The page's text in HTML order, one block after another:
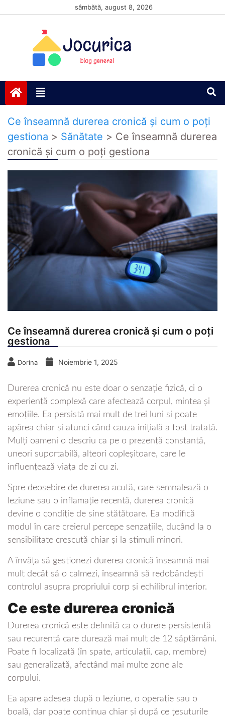
sâmbătă, august 8, 2026
Jocurică blog
Ce înseamnă durerea cronică și cum o poți
gestiona > Sănătate > Ce înseamnă durerea
cronică și cum o poți gestiona
Ce înseamnă durerea cronică și cum o poți
gestiona
Dorina Noiembrie 1, 2025
Durerea cronică nu este doar o senzație fizică, ci o
experiență complexă care afectează corpul, mintea și
emoțiile. Ea persistă mai mult de trei luni și poate
apărea chiar și atunci când cauza inițială a fost tratată.
Mulți oameni o descriu ca pe o prezență constantă,
uneori suportabilă, alteori copleșitoare, care le
influențează viața de zi cu zi.
Spre deosebire de durerea acută, care semnalează o
leziune sau o inflamație recentă, durerea cronică
devine o condiție de sine stătătoare. Ea modifică
modul în care creierul percepe senzațiile, ducând la o
sensibilitate crescută chiar și la stimuli minori.
A învăța să gestionezi durerea cronică înseamnă mai
mult decât să o calmezi, înseamnă să redobândești
controlul asupra propriului corp și echilibrul interior.
Ce este durerea cronică
Durerea cronică este definită ca o durere persistentă
sau recurentă care durează mai mult de 12 săptămâni.
Poate fi localizată (în spate, articulații, cap, membre)
sau generalizată, afectând mai multe zone ale
corpului.
Ea apare adesea după o leziune, o operație sau o
boală, dar poate continua chiar și după ce țesuturile